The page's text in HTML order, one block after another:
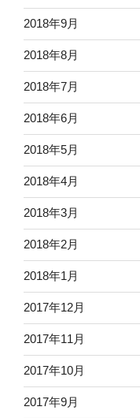
2018年9月
2018年8月
2018年7月
2018年6月
2018年5月
2018年4月
2018年3月
2018年2月
2018年1月
2017年12月
2017年11月
2017年10月
2017年9月